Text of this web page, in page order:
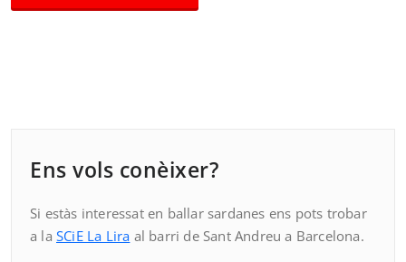
Ens vols conèixer?
Si estàs interessat en ballar sardanes ens pots trobar
a la SCiE La Lira al barri de Sant Andreu a Barcelona.